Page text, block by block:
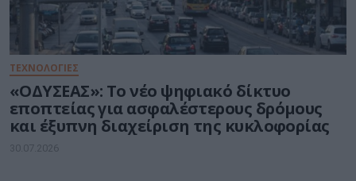
ΤΕΧΝΟΛΟΓΙΕΣ
«ΟΔΥΣΕΑΣ»: Το νέο ψηφιακό δίκτυο
εποπτείας για ασφαλέστερους δρόμους
και έξυπνη διαχείριση της κυκλοφορίας
30.07.2026